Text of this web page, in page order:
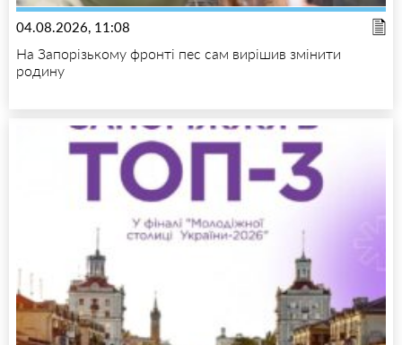
04.08.2026, 11:08
На Запорізькому фронті пес сам вирішив змінити
родину